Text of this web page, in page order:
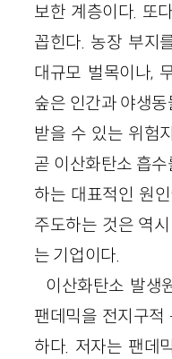
보한 계층이다. 또
꼽힌다. 농장 부지
대규모 벌목이나,
숲은 인간과 야생
받을 수 있는 위험
곧 이산화탄소 흡
하는 대표적인 원
주도하는 것은 역
는 기업이다.
이산화탄소 발생
팬데믹을 전지구적
하다. 저자는 팬데